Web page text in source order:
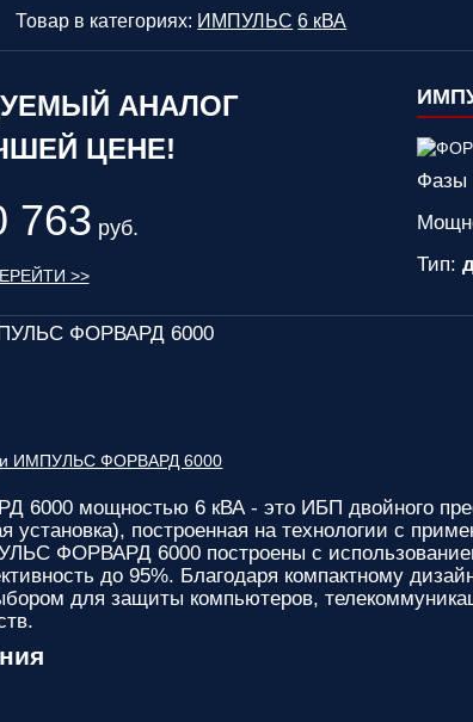
Товар в категориях: ИМПУЛЬС 6 кВА
АНАЛОГ
ЦЕНЕ!
763 руб.
>>
Фазы
Тип:
ФОРВАРД 6000
ИМПУЛЬС ФОРВАРД 6000
6000 мощностью 6 кВА - это ИБП двойного
установка), построенная на технологии с
ФОРВАРД 6000 построены с использованием
до 95%. Благодаря компактному
для защиты компьютеров,